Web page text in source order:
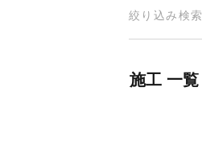
絞り込み検索
施工 一覧